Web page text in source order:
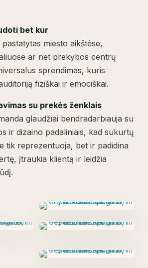
bet kur
miesto aikštėse,
ar net prekybos centrų
sprendimas, kuris
fiziškai ir emociškai.
su prekės ženklais
glaudžiai bendradarbiauja su
ir dizaino padaliniais, kad sukurtų
tik reprezentuoja, bet ir padidina
įtraukia klientą ir leidžia